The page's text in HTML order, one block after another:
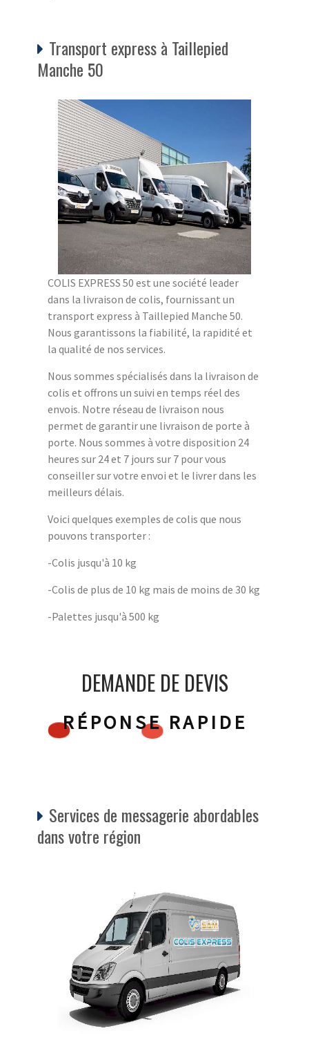
Transport express à Taillepied
Manche 50
COLIS EXPRESS 50 est une société leader
dans la livraison de colis, fournissant un
transport express à Taillepied Manche 50.
Nous garantissons la fiabilité, la rapidité et
la qualité de nos services.
Nous sommes spécialisés dans la livraison de
colis et offrons un suivi en temps réel des
envois. Notre réseau de livraison nous
permet de garantir une livraison de porte à
porte. Nous sommes à votre disposition 24
heures sur 24 et 7 jours sur 7 pour vous
conseiller sur votre envoi et le livrer dans les
meilleurs délais.
Voici quelques exemples de colis que nous
pouvons transporter :
-Colis jusqu'à 10 kg
-Colis de plus de 10 kg mais de moins de 30 kg
-Palettes jusqu'à 500 kg
DEMANDE DE DEVIS
RÉPONSE RAPIDE
Services de messagerie abordables
dans votre région